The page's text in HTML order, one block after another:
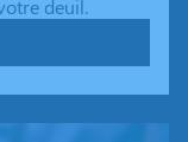
deuil.